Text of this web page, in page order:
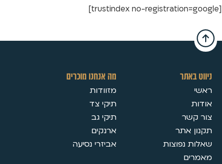
[trustindex no-registration=google]
ניווט באתר
ראשי
אודות
צור קשר
תקנון אתר
שאלות נפוצות
מאמרים
מה אנחנו מוכרים
מזוודות
תיקי צד
תיקי גב
ארנקים
אביזרי נסיעה